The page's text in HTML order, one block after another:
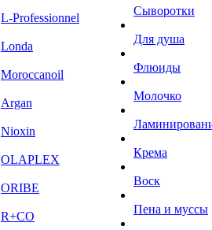
L-Professionnel
Londa
Moroccanoil
Argan
Niохin
OLAPLEX
ORIBE
R+CO
Сыворотки
Для душа
Флюиды
Молочко
Крема
Воск
Пена и муссы